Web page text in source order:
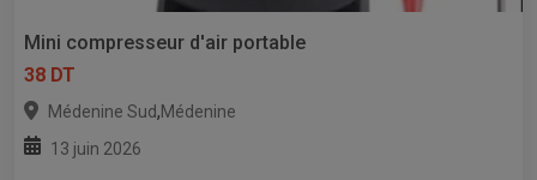
Mini compresseur d'air portable
38 DT
Médenine Sud,Médenine
13 juin 2026